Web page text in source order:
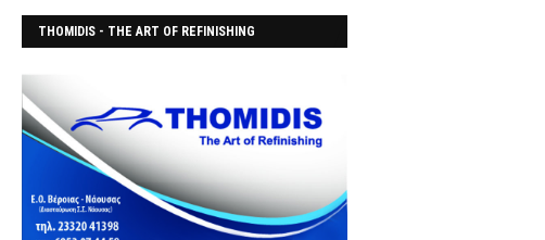
THOMIDIS - THE ART OF REFINISHING